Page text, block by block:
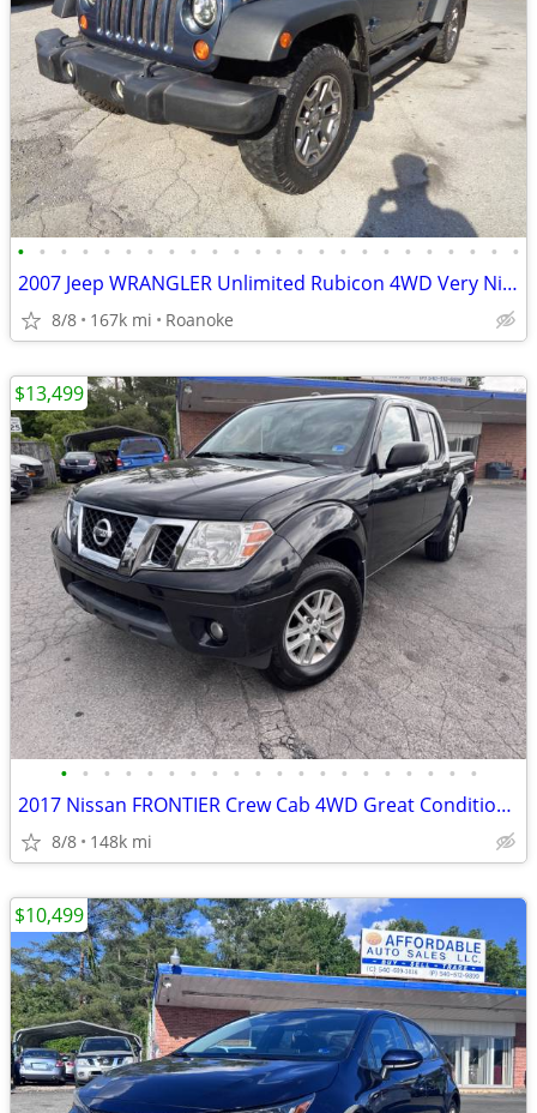
• • • • • • • • • • • • • • • • • • • • • • • •
2007 Jeep WRANGLER Unlimited Rubicon 4WD Very Nice +90 Days Warranty
8/8 167k mi Roanoke
• • • • • • • • • • • • • • • • • • • •
2017 Nissan FRONTIER Crew Cab 4WD Great Condition + 90 Day Warranty
8/8 148k mi
$13,499
$10,499